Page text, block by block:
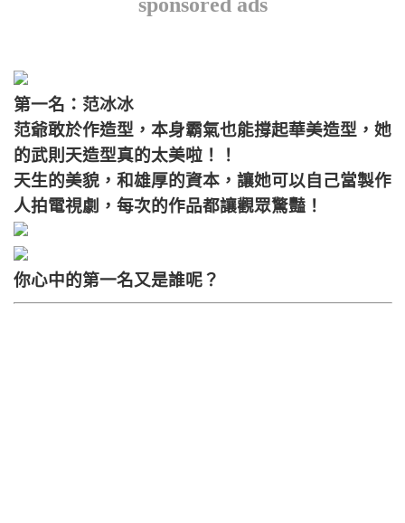
第一名：范冰冰
范爺敢於作造型，本身霸氣也能撐起華美造型，她
的武則天造型真的太美啦！！
天生的美貌，和雄厚的資本，讓她可以自己當製作
人拍電視劇，每次的作品都讓觀眾驚豔！
你心中的第一名又是誰呢？